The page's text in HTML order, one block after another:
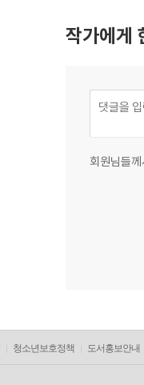
작가에게
회원님들
청소년보호정책 도서홍보안내